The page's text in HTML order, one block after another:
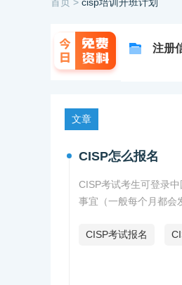
首页 > cisp培训开班计划
注册
文章
CISP怎么报名
CISP考试考生可登录
事宜（一般每个月都会
CISP考试报名